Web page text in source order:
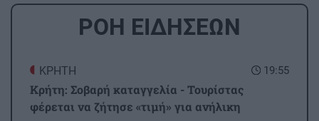
ΡΟΗ ΕΙΔΗΣΕΩΝ
19:55
ΚΡΗΤΗ
Κρήτη: Σοβαρή καταγγελία - Τουρίστας
φέρεται να ζήτησε «τιμή» για ανήλικη